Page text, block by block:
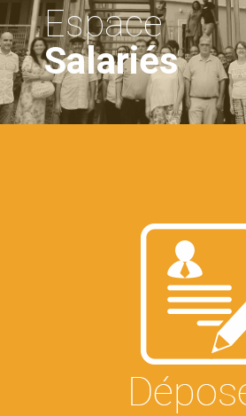
Espace
Salariés